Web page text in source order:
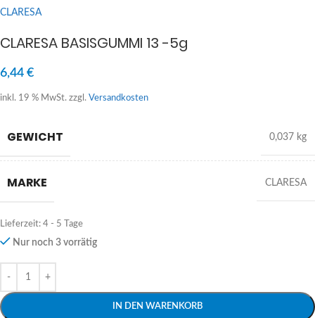
CLARESA
CLARESA BASISGUMMI 13 -5g
6,44 €
inkl. 19 % MwSt. zzgl. Versandkosten
GEWICHT 0,037 kg
MARKE CLARESA
Lieferzeit: 4 - 5 Tage
Nur noch 3 vorrätig
IN DEN WARENKORB
Alternative: